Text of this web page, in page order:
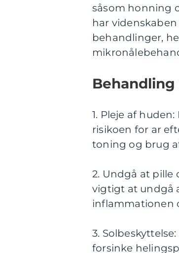
såsom honning
har
behandlinger,
1. Pleje af
risikoen for ar
toning og brug
2. Undgå at pille
vigtigt at undgå
inflammationen
3.
forsinke